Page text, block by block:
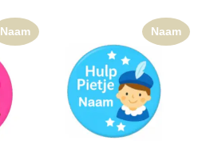
Naam Naam